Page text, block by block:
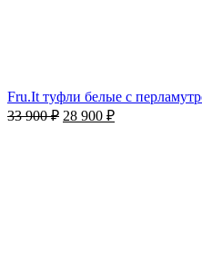
Fru.It туфли белые с
33 900₽ 28 900 ₽